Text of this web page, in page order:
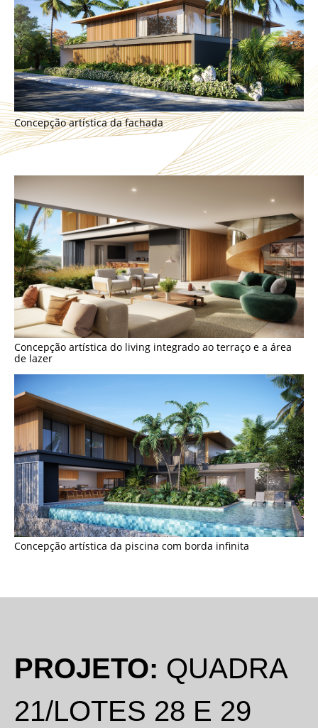
Concepção artística da fachada
Concepção artística do living integrado ao terraço e a área
de lazer
Concepção artística da piscina com borda infinita
PROJETO: QUADRA
21/LOTES 28 E 29